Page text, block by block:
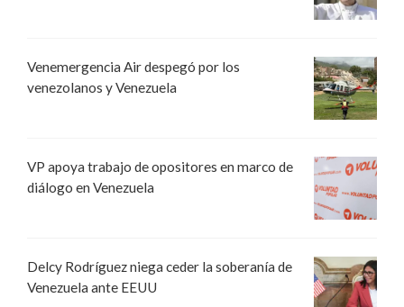
Venemergencia Air despegó por los
venezolanos y Venezuela
VP apoya trabajo de opositores en marco de
diálogo en Venezuela
Delcy Rodríguez niega ceder la soberanía de
Venezuela ante EEUU